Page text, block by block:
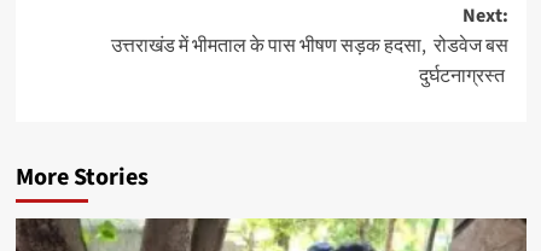
Next:
उत्तराखंड में भीमताल के पास भीषण सड़क हदसा, रोडवेज बस
दुर्घटनाग्रस्त
More Stories